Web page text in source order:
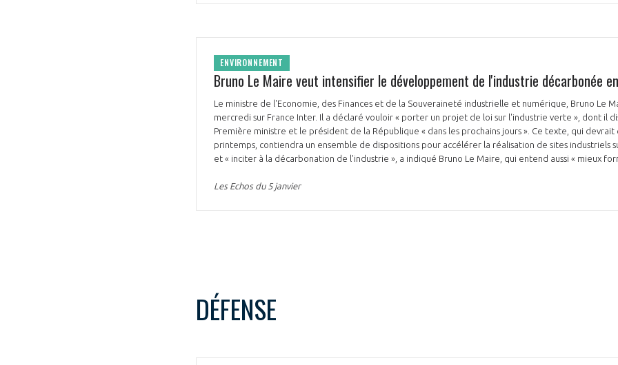
ENVIRONNEMENT
Bruno Le Maire veut intensifier le développement de l'industrie décarbonée
Le ministre de l'Economie, des Finances et de la Souveraineté industrielle et numérique, Bruno Le
mercredi sur France Inter. Il a déclaré vouloir « porter un projet de loi sur l'industrie verte », dont il
Première ministre et le président de la République « dans les prochains jours ». Ce texte, qui
printemps, contiendra un ensemble de dispositions pour accélérer la réalisation de sites industriels
et « inciter à la décarbonation de l'industrie », a indiqué Bruno Le Maire, qui entend aussi « mieux
Les Echos du 5 janvier
DÉFENSE